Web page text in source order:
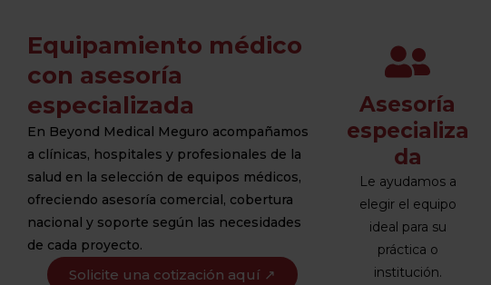
Equipamiento médico
con asesoría
especializada
En Beyond Medical Meguro acompañamos
a clínicas, hospitales y profesionales de la
salud en la selección de equipos médicos,
ofreciendo asesoría comercial, cobertura
nacional y soporte según las necesidades
de cada proyecto.
Solicite una cotización aquí ↗
Asesoría
especializa
da
Le ayudamos a
elegir el equipo
ideal para su
práctica o
institución.